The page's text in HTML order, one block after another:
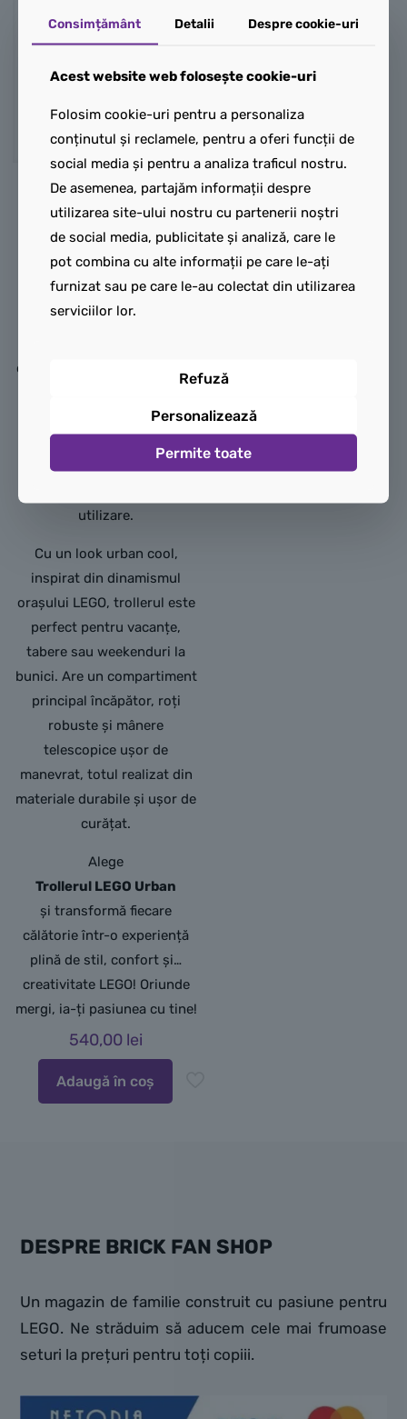
LEGO Troller Urban
20” – Negru / Gri
Fii gata de drum cu stil și
funcționalitate maximă
alături de
Trollerul LEGO Urban
călătorii pline de aventură și
pentru copiii activi și fanii
LEGO, acest troller combină
designul modern cu spațiul
utilizare.
Cu un look urban cool,
inspirat din dinamismul
orașului LEGO, trollerul este
perfect pentru vacanțe,
tabere sau weekenduri la
bunici. Are un compartiment
principal încăpător, roți
robuste și mânere
telescopice ușor de
manevrat, totul realizat din
materiale durabile și ușor de
curățat.
Alege
Trollerul LEGO Urban
și transformă fiecare
călătorie într-o experiență
plină de stil, confort și…
creativitate LEGO! Oriunde
mergi, ia-ți pasiunea cu tine!
540,00 lei
Adaugă în coș
DESPRE BRICK FAN SHOP
Un magazin de familie construit cu pasiune pentru
LEGO. Ne străduim să aducem cele mai frumoase
seturi la prețuri pentru toți copiii.
Consimțământ Detalii Despre cookie-uri
Acest website web folosește cookie-uri
Folosim cookie-uri pentru a personaliza
conținutul și reclamele, pentru a oferi funcții de
social media și pentru a analiza traficul nostru.
De asemenea, partajăm informații despre
utilizarea site-ului nostru cu partenerii noștri
de social media, publicitate și analiză, care le
pot combina cu alte informații pe care le-ați
furnizat sau pe care le-au colectat din utilizarea
serviciilor lor.
Refuză
Personalizează
Permite toate